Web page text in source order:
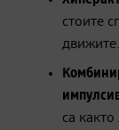
стоите
движите.
са